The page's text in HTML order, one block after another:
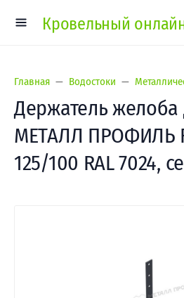
Кровельный
Главная Водостоки
Держатель
МЕТАЛЛ ПРОФИЛЬ
125/100 RAL 7024,